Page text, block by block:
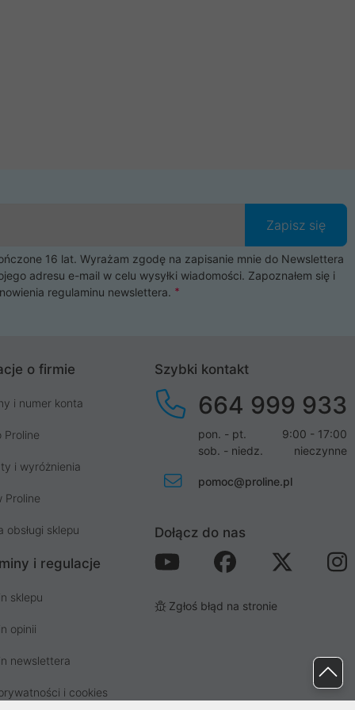
Zapisz się
16 lat. Wyrażam zgodę na zapisanie mnie do Newslettera
adresu e-mail w celu wysyłki wiadomości. Zapoznałem się i
regulaminu newslettera.
o firmie
i numer konta
Proline
i wyróżnienia
Proline
obsługi sklepu
i regulacje
sklepu
opinii
newslettera
i cookies
Szybki kontakt
664 999 933
pon. - pt.
9:00 - 17:00
sob. - niedz.
nieczynne
pomoc@proline.pl
Dołącz do nas
Zgłoś błąd na stronie